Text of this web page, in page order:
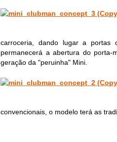
carroceria, dando lugar a portas
permanecerá a abertura do porta-
geração da "peruinha" Mini.
convencionais, o modelo terá as